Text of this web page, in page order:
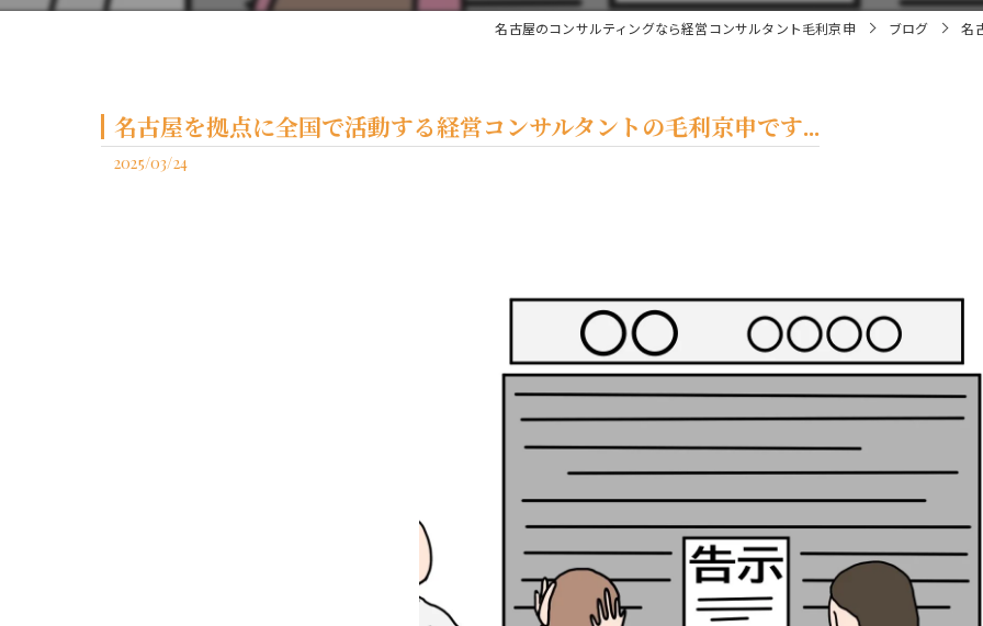
名古屋のコンサルティングなら経営コンサルタント毛利京申 ブログ 名
名古屋を拠点に全国で活動する経営コンサルタントの毛利京申です...
2025/03/24